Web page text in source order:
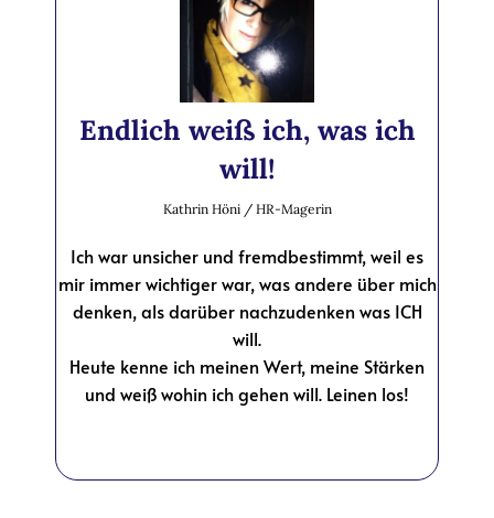
Endlich weiß ich, was ich
will!
Kathrin Höni / HR-Magerin
Ich war unsicher und fremdbestimmt, weil es
mir immer wichtiger war, was andere über mich
denken, als darüber nachzudenken was ICH
will.
Heute kenne ich meinen Wert, meine Stärken
und weiß wohin ich gehen will. Leinen los!